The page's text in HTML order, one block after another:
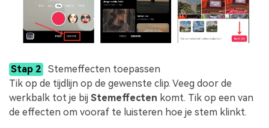
Stap 2
Stemeffecten toepassen
Tik op de tijdlijn op de gewenste clip. Veeg door de
werkbalk tot je bij Stemeffecten komt. Tik op een van
de effecten om vooraf te luisteren hoe je stem klinkt.